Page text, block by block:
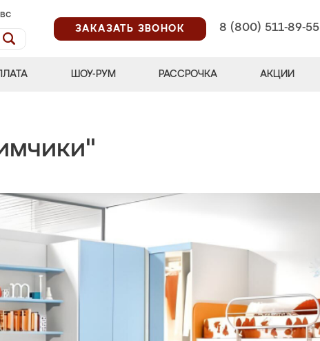
ЗАКАЗАТЬ ЗВОНОК
8 (800) 511-89-55
ШОУ-РУМ РАССРОЧКА АКЦИИ